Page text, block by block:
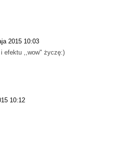
2015 10:03
efektu ,,wow" życzę:)
10:12